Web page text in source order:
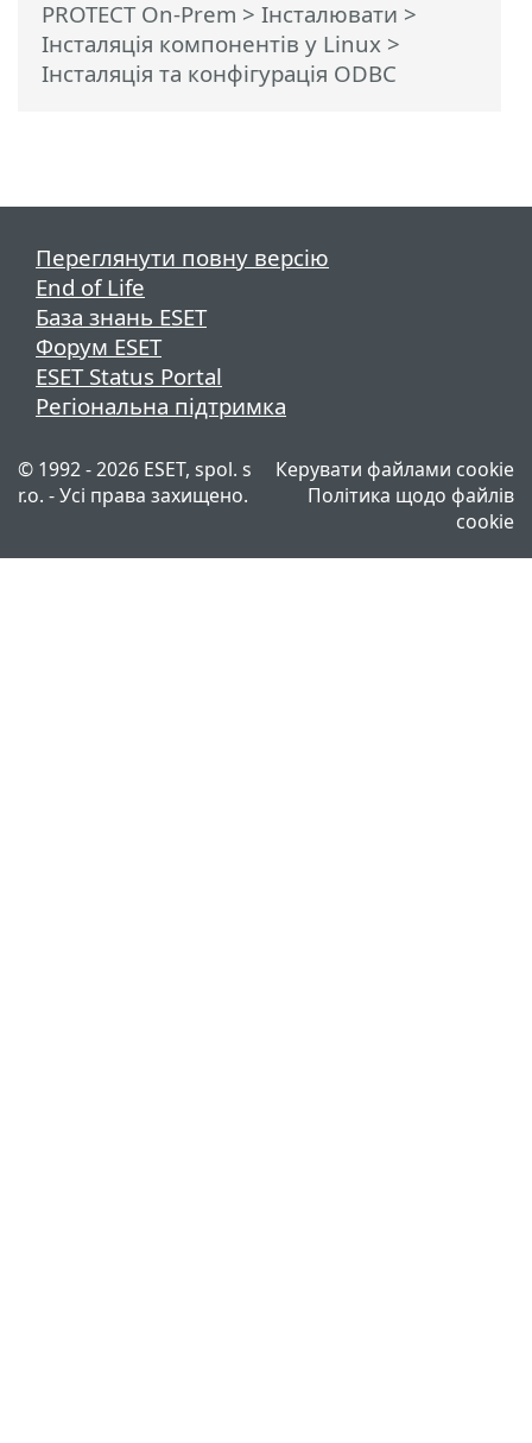
PROTECT On-Prem > Інсталювати >
Інсталяція компонентів у Linux >
Інсталяція та конфігурація ODBC
Переглянути повну версію
End of Life
База знань ESET
Форум ESET
ESET Status Portal
Регіональна підтримка
© 1992 - 2026 ESET, spol. s
r.o. - Усі права захищено.
Керувати файлами cookie
Політика щодо файлів
cookie